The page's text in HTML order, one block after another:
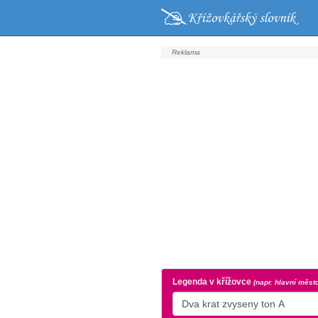
Legenda v křížovce (napr. hlavní